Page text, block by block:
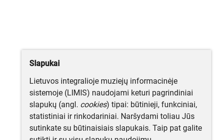
Slapukai
Lietuvos integralioje muziejų informacinėje
sistemoje (LIMIS) naudojami keturi pagrindiniai
slapukų (angl. cookies) tipai: būtinieji, funkciniai,
statistiniai ir rinkodariniai. Naršydami toliau Jūs
sutinkate su būtinaisiais slapukais. Taip pat galite